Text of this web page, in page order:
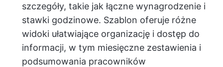
szczegóły, takie jak łączne wynagrodzenie i
stawki godzinowe. Szablon oferuje różne
widoki ułatwiające organizację i dostęp do
informacji, w tym miesięczne zestawienia i
podsumowania pracowników